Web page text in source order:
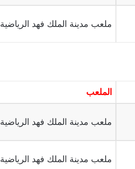
ملعب مدينة الملك فهد الرياضية
الملعب
ملعب مدينة الملك فهد الرياضية
ملعب مدينة الملك فهد الرياضية